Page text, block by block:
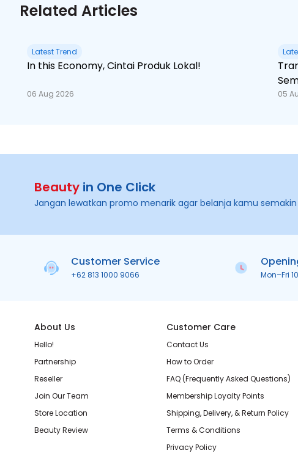
Related Articles
Latest Trend
In this Economy, Cintai Produk Lokal!
06 Aug 2026 05
Beauty in One Click
Jangan lewatkan promo menarik agar belanja kamu
Customer Service
+62 813 1000 9066 Mon–Fri
About Us
Hello!
Partnership
Reseller
Join Our Team
Store Location
Beauty Review
Customer Care
Contact Us
How to Order
FAQ (Frequently Asked Questions)
Membership Loyalty Points
Shipping, Delivery, & Return Policy
Terms & Conditions
Privacy Policy